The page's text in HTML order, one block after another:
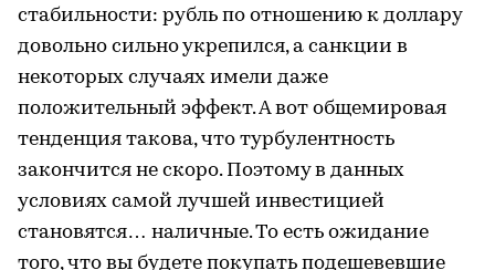
стабильности: рубль по отношению к доллару
довольно сильно укрепился, а санкции в
некоторых случаях имели даже
положительный эффект. А вот общемировая
тенденция такова, что турбулентность
закончится не скоро. Поэтому в данных
условиях самой лучшей инвестицией
становятся… наличные. То есть ожидание
того, что вы будете покупать подешевевшие